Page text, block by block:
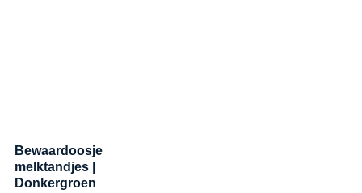
Bewaardoosje
melktandjes |
Donkergroen